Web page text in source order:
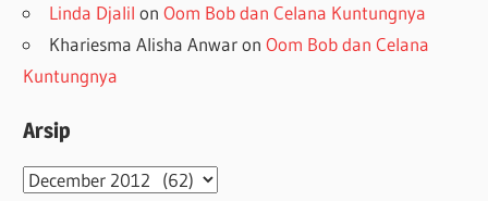
Linda Djalil onOom Bob dan Celana Kuntungnya
Khariesma Alisha AnwaronOom Bob dan Celana
Kuntungnya
Arsip
Arsip